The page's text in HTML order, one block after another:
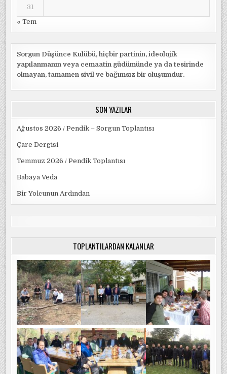
31
« Tem
Sorgun Düşünce Kulübü, hiçbir partinin, ideolojik
yapılanmanın veya cemaatin güdümünde ya da tesirinde
olmayan, tamamen sivil ve bağımsız bir oluşumdur.
SON YAZILAR
Ağustos 2026 / Pendik – Sorgun Toplantısı
Çare Dergisi
Temmuz 2026 / Pendik Toplantısı
Babaya Veda
Bir Yolcunun Ardından
TOPLANTILARDAN KALANLAR